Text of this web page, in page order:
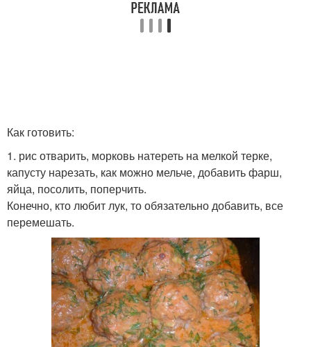
Как готовить:
1. рис отварить, морковь натереть на мелкой терке,
капусту нарезать, как можно мельче, добавить фарш,
яйца, посолить, поперчить.
Конечно, кто любит лук, то обязательно добавить, все
перемешать.